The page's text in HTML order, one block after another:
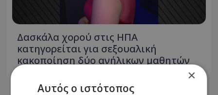
Δασκάλα χορού στις ΗΠΑ
κατηγορείται για σεξουαλική
κακοποίηση δύο ανήλικων μαθητών
07.08.2026 - 15:14
×
Αυτός ο ιστότοπος